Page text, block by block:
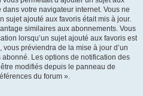
votre navigateur internet. Vous ne
sujet ajouté aux favoris était mis à jour.
similaires aux abonnements. Vous
lorsqu’un sujet ajouté aux favoris est
vous préviendra de la mise à jour d’un
Les options de notification des
modifiés depuis le panneau de
du forum ».